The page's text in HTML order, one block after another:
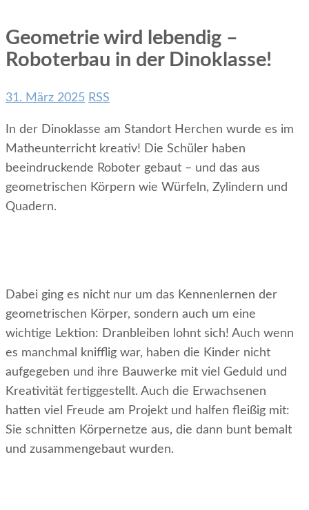
Geometrie wird lebendig –
Roboterbau in der Dinoklasse!
31. März 2025 RSS
In der Dinoklasse am Standort Herchen wurde es im
Matheunterricht kreativ! Die Schüler haben
beeindruckende Roboter gebaut – und das aus
geometrischen Körpern wie Würfeln, Zylindern und
Quadern.
Dabei ging es nicht nur um das Kennenlernen der
geometrischen Körper, sondern auch um eine
wichtige Lektion: Dranbleiben lohnt sich! Auch wenn
es manchmal knifflig war, haben die Kinder nicht
aufgegeben und ihre Bauwerke mit viel Geduld und
Kreativität fertiggestellt. Auch die Erwachsenen
hatten viel Freude am Projekt und halfen fleißig mit:
Sie schnitten Körpernetze aus, die dann bunt bemalt
und zusammengebaut wurden.